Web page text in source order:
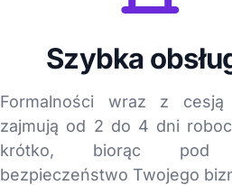
Szybka
Formalności wraz z cesją
zajmują od 2 do 4 dni
krótko, biorąc pod
bezpieczeństwo Twojego